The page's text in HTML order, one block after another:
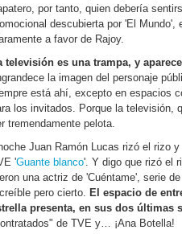
por tanto, quien debería
descubierta por 'El
a favor de Rajoy.
televisión es una trampa, y
la imagen del personaje
está ahí, excepto en espacios
los invitados. Porque la televisión,
tremendamente pelota.
Juan Ramón Lucas rizó el rizo
'Guante blanco'. Y digo que rizó el
una actriz de 'Cuéntame', serie
pero cierto. El espacio de
presenta, en sus dos últimas
de TVE y… ¡Ana Botella!